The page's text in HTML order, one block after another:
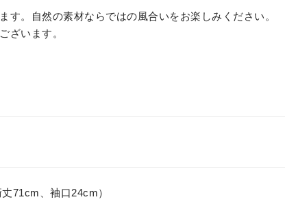
。自然の素材ならではの風合いをお楽しみください。
ざいます。
71cm、袖口24cm）